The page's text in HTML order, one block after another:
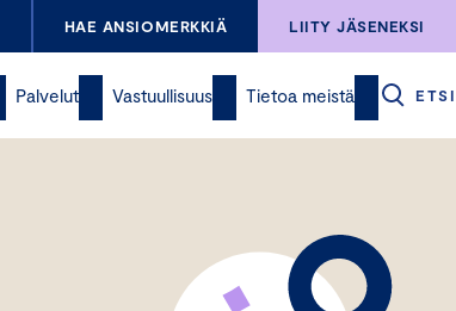
HAE ANSIOMERKKIÄ LIITY JÄSENEKSI
Palvelut Vastuullisuus Tietoa meistä ETSI